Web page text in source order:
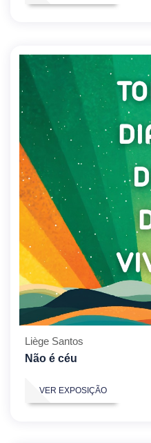
Liège Santos
Não é céu
VER EXPOSIÇÃO